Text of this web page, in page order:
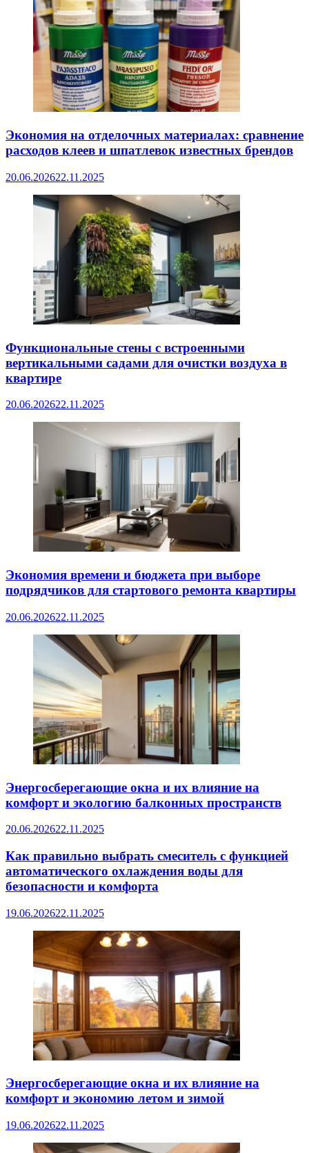
Экономия на отделочных материалах: сравнение
расходов клеев и шпатлевок известных брендов
20.06.202622.11.2025
Функциональные стены с встроенными
вертикальными садами для очистки воздуха в
квартире
20.06.202622.11.2025
Экономия времени и бюджета при выборе
подрядчиков для стартового ремонта квартиры
20.06.202622.11.2025
Энергосберегающие окна и их влияние на
комфорт и экологию балконных пространств
20.06.202622.11.2025
Как правильно выбрать смеситель с функцией
автоматического охлаждения воды для
безопасности и комфорта
19.06.202622.11.2025
Энергосберегающие окна и их влияние на
комфорт и экономию летом и зимой
19.06.202622.11.2025